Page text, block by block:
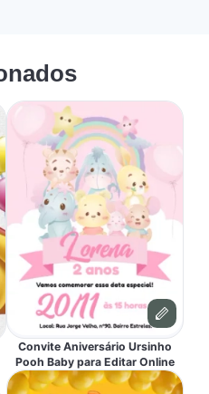
Convite Aniversário Ursinho
Pooh Baby para Editar Online